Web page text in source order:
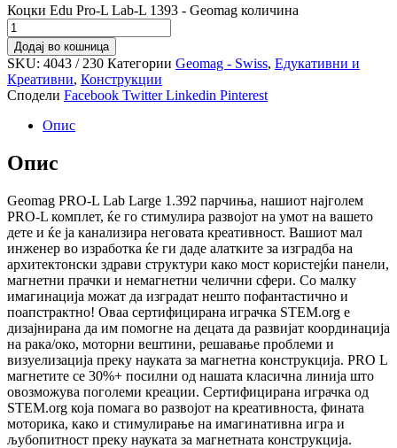
Коцки Edu Pro-L Lab-L 1393 - Geomag количина
Додај во кошница
SKU: 4043 / 230 Категории Geomag - Swiss, Едукативни и
Креативни, Конструкции
Сподели Facebook Twitter Linkedin Pinterest
Опис
Опис
Geomag PRO-L Lab Large 1.392 парчиња, нашиот најголем
PRO-L комплет, ќе го стимулира развојот на умот на вашето
дете и ќе ја канализира неговата креативност. Вашиот мал
инженер во изработка ќе ги даде алатките за изградба на
архитектонски здрави структури како мост користејќи панели,
магнетни прачки и немагнетни челични сфери. Со малку
имагинација можат да изградат нешто пофантастично и
поапстрактно! Оваа сертифицирана играчка STEM.org е
дизајнирана да им помогне на децата да развијат координација
на рака/око, моторни вештини, решавање проблеми и
визуелизација преку науката за магнетна конструкција. PRO L
магнетите се 30%+ посилни од нашата класична линија што
овозможува поголеми креации. Сертифицирана играчка од
STEM.org која помага во развојот на креативноста, фината
моторика, како и стимулирање на имагинативна игра и
љубопитност преку науката за магнетната конструкција.